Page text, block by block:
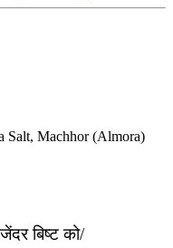
Salt, Machhor (Almora)
बिष्ट को/